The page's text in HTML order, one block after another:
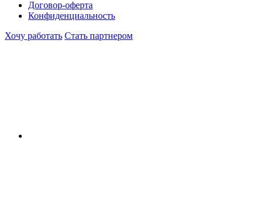
Договор-оферта
Конфиденциальность
Хочу работать Стать партнером